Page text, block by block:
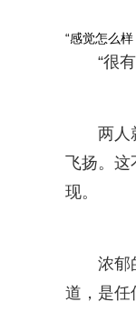
“感觉怎么样
“很
两人
飞扬。
现。
浓郁
道，是任